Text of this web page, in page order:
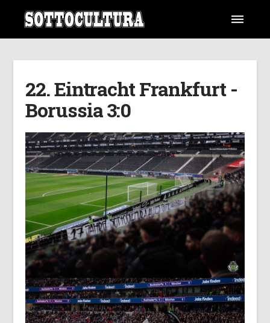
22. Eintracht Frankfurt -
Borussia 3:0